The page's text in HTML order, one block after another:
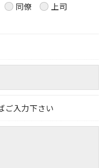
･利用停止の手続につ
開示･訂正･削除・利
用停止の具体的手続
同僚
上司
ご入力下さい